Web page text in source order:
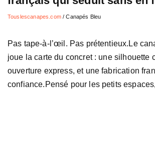
Touslescanapes.com/Canapés Bleu
Pas tape-à-l’œil. Pas prétentieux.Le
joue la carte du concret : une silhouette
ouverture express, et une fabrication
confiance.Pensé pour les petits